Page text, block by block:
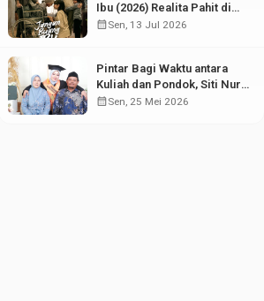
Ibu (2026) Realita Pahit di
Balik Kesuksesan Anak
calendar_monthSen, 13 Jul 2026
Pintar Bagi Waktu antara
Kuliah dan Pondok, Siti Nur
Aisyah Sabet Gelar
calendar_monthSen, 25 Mei 2026